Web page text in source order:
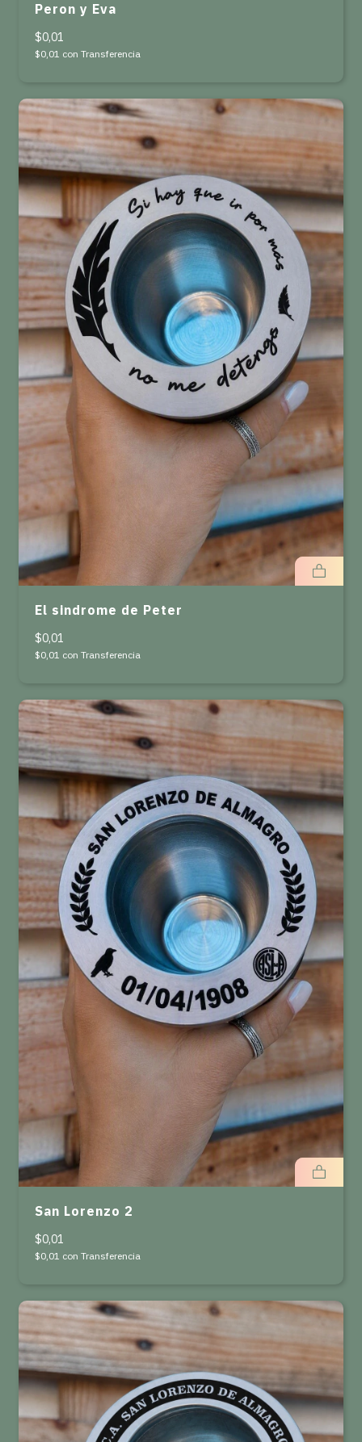
Peron y Eva
$0,01
$0,01 con Transferencia
El sindrome de Peter
$0,01
$0,01 con Transferencia
San Lorenzo 2
$0,01
$0,01 con Transferencia